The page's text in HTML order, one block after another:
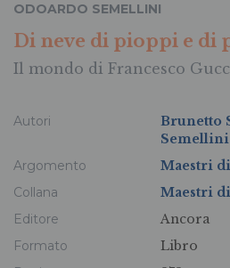
ODOARDO SEMELLINI
Di neve di pioppi e di
Il mondo di Francesco
Autori Brunetto
Semellini
Argomento
Maestri
Collana
Maestri
Editore
Ancora
Formato
Libro